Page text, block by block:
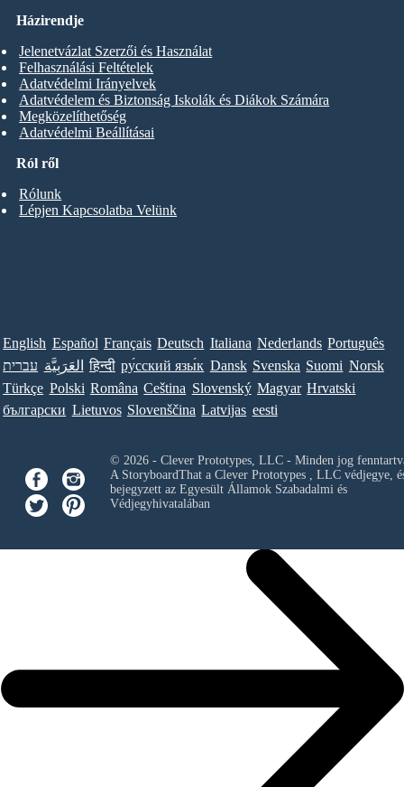
Ról ről
Rólunk
Lépjen Kapcsolatba Velünk
Házirendje
Jelenetvázlat Szerzői és Használat
Felhasználási Feltételek
Adatvédelmi Irányelvek
Adatvédelem és Biztonság Iskolák és Diákok Számára
Megközelíthetőség
Adatvédelmi Beállításai
English Español Français Deutsch Italiana Nederlands Português
עברית العَرَبِيَّة हिन्दी ру́сский язы́к Dansk Svenska Suomi Norsk
Türkçe Polski Româna Ceština Slovenský Magyar Hrvatski
български Lietuvos Slovenščina Latvijas eesti
© 2026 - Clever Prototypes, LLC - Minden jog
A StoryboardThat a Clever Prototypes , LLCvédjegye,
bejegyzett az Egyesült Államok Szabadalmi és
Védjegyhivatalában